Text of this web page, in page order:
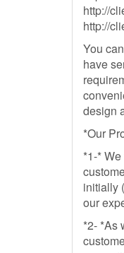
http://
http://
You
have
design
*Our
*1-*
initially
our
*2- *As